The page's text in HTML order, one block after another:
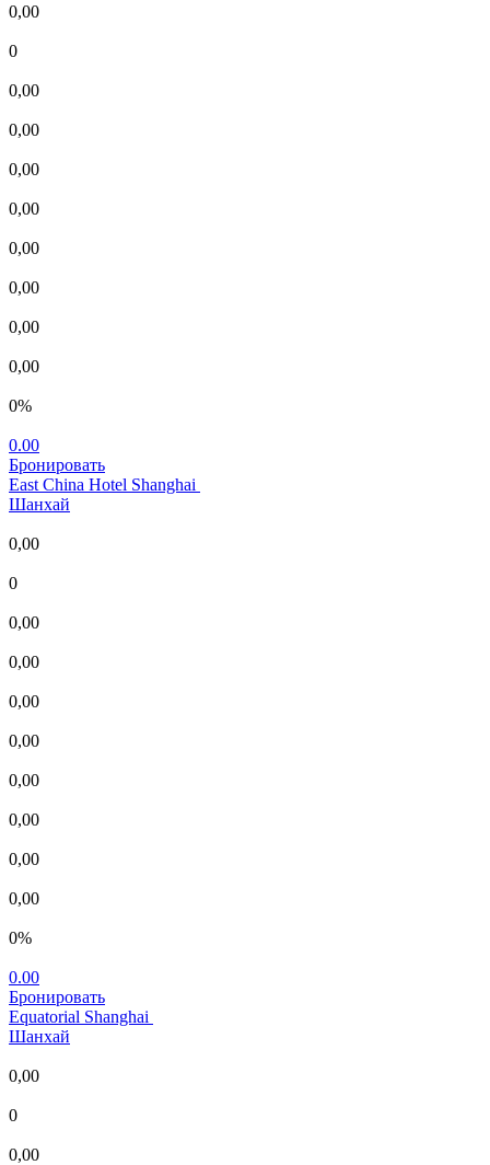
0,00
0
0,00
0,00
0,00
0,00
0,00
0,00
0,00
0,00
0%
0.00
Бронировать
East China Hotel Shanghai
Шанхай
0,00
0
0,00
0,00
0,00
0,00
0,00
0,00
0,00
0,00
0%
0.00
Бронировать
Equatorial Shanghai
Шанхай
0,00
0
0,00